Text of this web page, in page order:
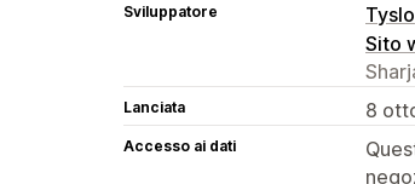
Sviluppatore
Tyslo
Sito
Lanciata 8
Accesso ai dati